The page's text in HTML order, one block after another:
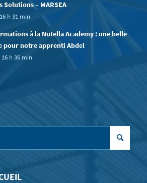
Solutions – MARSEA
h 31 min
à la Nutella Academy : une belle
pour notre apprenti Abdel
h 36 min